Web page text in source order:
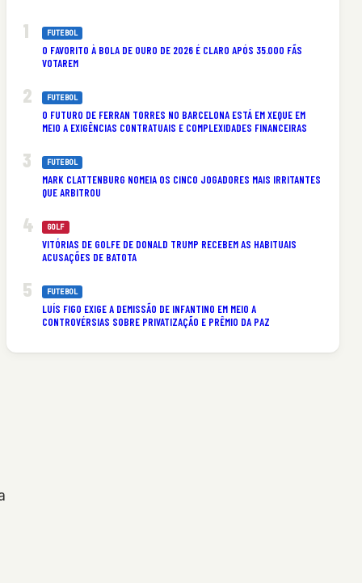
FUTEBOL
O FAVORITO À BOLA DE OURO DE 2026 É CLARO APÓS 35.000 FÃS
VOTAREM
FUTEBOL
O FUTURO DE FERRAN TORRES NO BARCELONA ESTÁ EM XEQUE EM
MEIO A EXIGÊNCIAS CONTRATUAIS E COMPLEXIDADES FINANCEIRAS
FUTEBOL
MARK CLATTENBURG NOMEIA OS CINCO JOGADORES MAIS IRRITANTES
QUE ARBITROU
GOLF
VITÓRIAS DE GOLFE DE DONALD TRUMP RECEBEM AS HABITUAIS
ACUSAÇÕES DE BATOTA
FUTEBOL
LUÍS FIGO EXIGE A DEMISSÃO DE INFANTINO EM MEIO A
CONTROVÉRSIAS SOBRE PRIVATIZAÇÃO E PRÊMIO DA PAZ